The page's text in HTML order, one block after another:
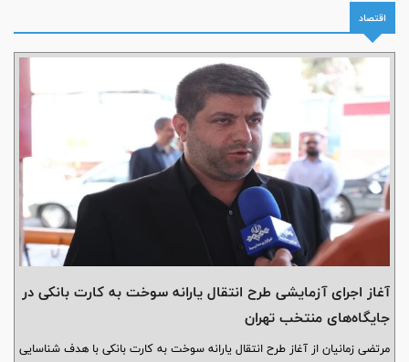
آوردند.
اقتصاد
آغاز اجرای آزمایشی طرح انتقال یارانه سوخت به کارت بانکی در
جایگاه‌های منتخب تهران
مرتضی زمانیان از آغاز طرح انتقال یارانه سوخت به کارت بانکی با هدف شناسایی